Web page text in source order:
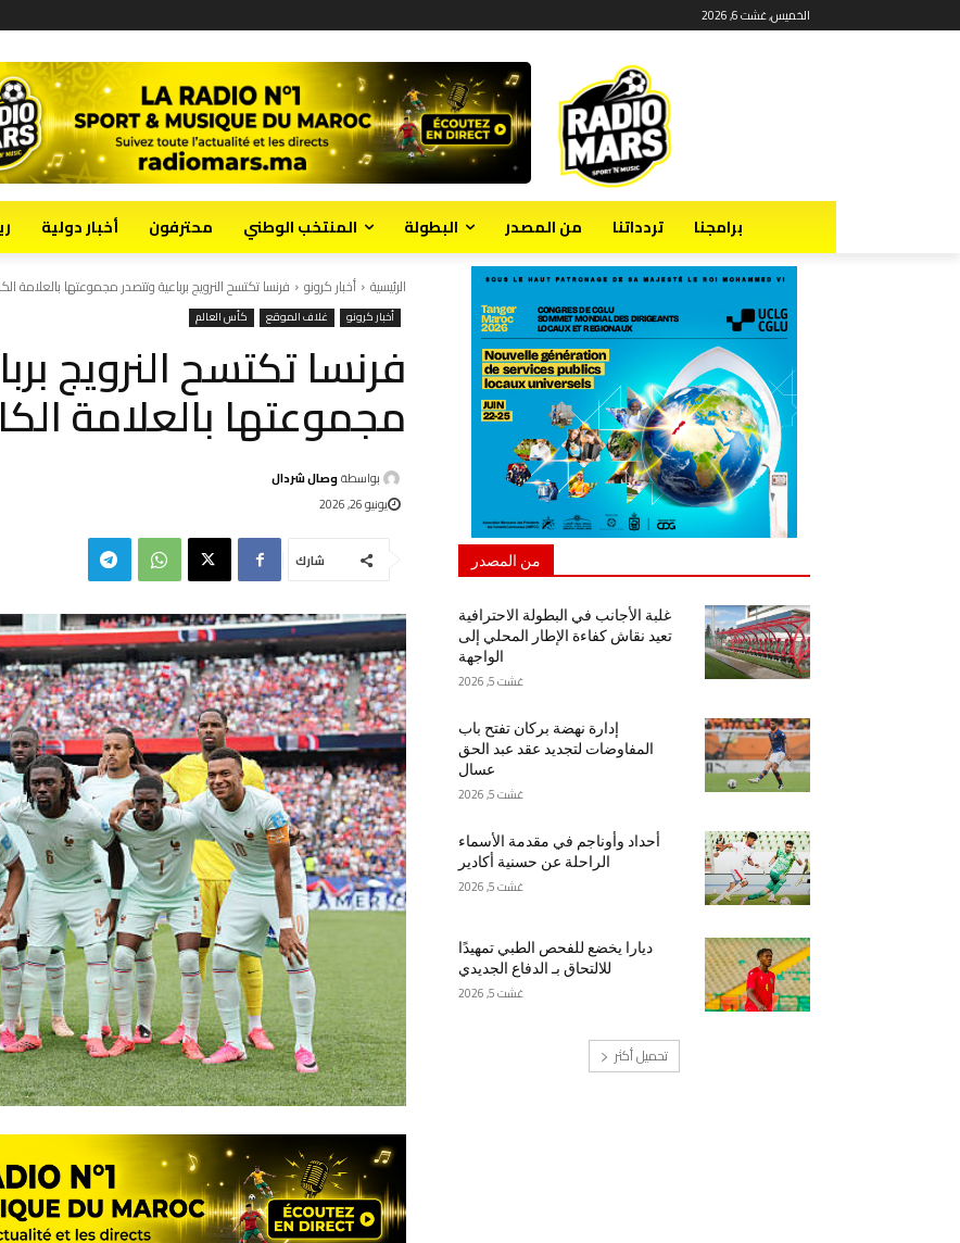
الخميس, غشت 6, 2026
برامجنا تردداتنا من المصدر البطولة المنتخب الوطني محترفون أخبار دولية
الرئيسية أخبار كرونو فرنسا تكتسح النرويج برباعية وتتصدر مجموعتها بالعلامة
أخبار كرونو غلاف الموقع كأس العالم
فرنسا تكتسح النرويج
مجموعتها بالعلامة
بواسطةوصال شردال
يونيو 26, 2026
شارك من المصدر
غلبة الأجانب في البطولة الاحترافية
تعيد نقاش كفاءة الإطار المحلي إلى
الواجهة
غشت 5, 2026
إدارة نهضة بركان تفتح باب
المفاوضات لتجديد عقد عبد الحق
عسال
غشت 5, 2026
أحداد وأوناجم في مقدمة الأسماء
الراحلة عن حسنية أكادير
غشت 5, 2026
ديارا يخضع للفحص الطبي تمهيدًا
للالتحاق بـ الدفاع الجديدي
غشت 5, 2026
تحميل أكثر